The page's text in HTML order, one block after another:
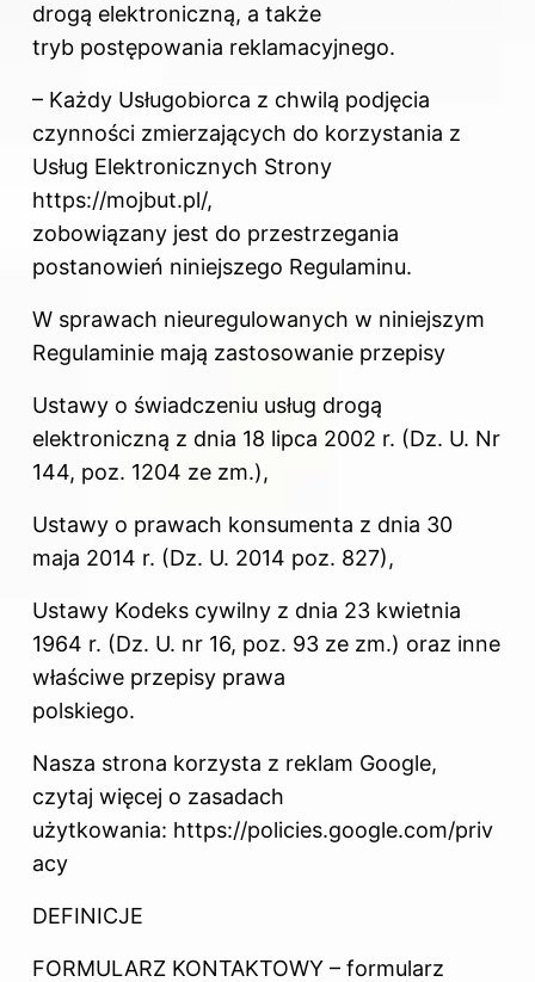
drogą elektroniczną, a także
tryb postępowania reklamacyjnego.
– Każdy Usługobiorca z chwilą podjęcia
czynności zmierzających do korzystania z
Usług Elektronicznych Strony
https://mojbut.pl/,
zobowiązany jest do przestrzegania
postanowień niniejszego Regulaminu.
W sprawach nieuregulowanych w niniejszym
Regulaminie mają zastosowanie przepisy
Ustawy o świadczeniu usług drogą
elektroniczną z dnia 18 lipca 2002 r. (Dz. U. Nr
144, poz. 1204 ze zm.),
Ustawy o prawach konsumenta z dnia 30
maja 2014 r. (Dz. U. 2014 poz. 827),
Ustawy Kodeks cywilny z dnia 23 kwietnia
1964 r. (Dz. U. nr 16, poz. 93 ze zm.) oraz inne
właściwe przepisy prawa
polskiego.
Nasza strona korzysta z reklam Google,
czytaj więcej o zasadach
użytkowania: https://policies.google.com/priv
acy
DEFINICJE
FORMULARZ KONTAKTOWY – formularz